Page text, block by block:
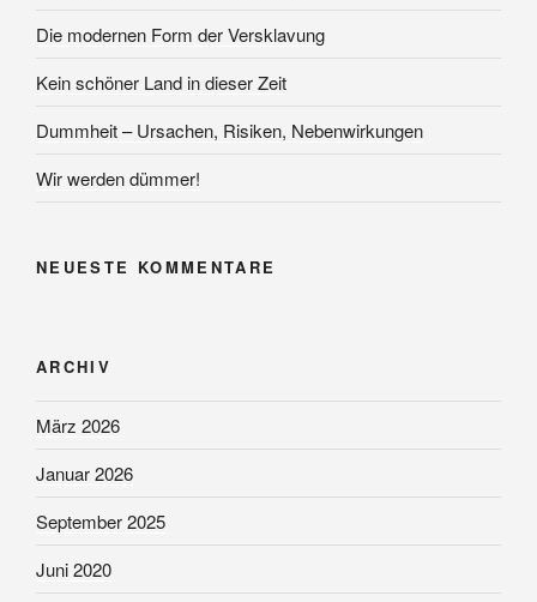
Die modernen Form der Versklavung
Kein schöner Land in dieser Zeit
Dummheit – Ursachen, Risiken, Nebenwirkungen
Wir werden dümmer!
NEUESTE KOMMENTARE
ARCHIV
März 2026
Januar 2026
September 2025
Juni 2020